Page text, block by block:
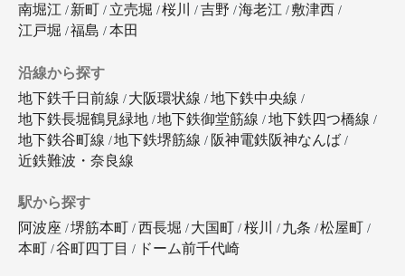
南堀江
新町 立売堀 桜川 吉野 海老江
敷津西
江戸堀
福島 本田
沿線から探す
地下鉄千日前線
大阪環状線 地下鉄中央線
地下鉄長堀鶴見緑地
地下鉄御堂筋線 地下鉄四つ橋線
地下鉄谷町線
地下鉄堺筋線 阪神電鉄阪神なんば
近鉄難波・奈良線
駅から探す
阿波座
堺筋本町 西長堀 大国町 桜川 九条
松屋町
本町
谷町四丁目 ドーム前千代崎